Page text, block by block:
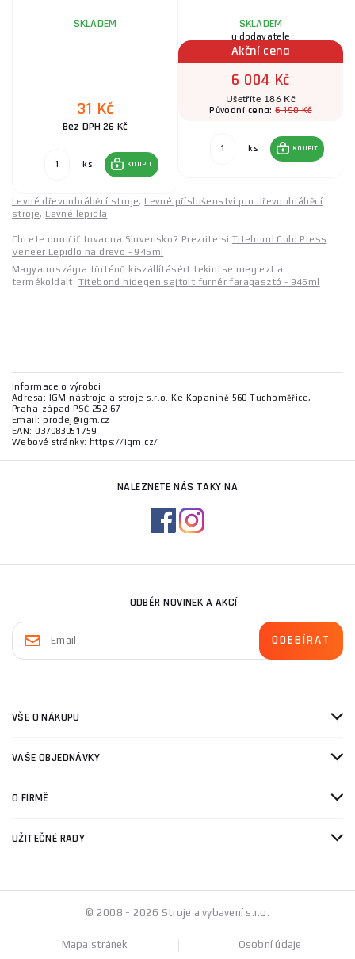
SKLADEM
31 Kč
Bez DPH 26 Kč
ks KOUPIT
SKLADEM
u dodavatele
Akční cena
6 004 Kč
Ušetříte 186 Kč
Původní cena:6 190 Kč
ks KOUPIT
Levné dřevoobráběcí stroje, Levné příslušenství pro dřevoobráběcí
stroje, Levné lepidla
Chcete doručiť tovar na Slovensko? Prezrite si Titebond Cold Press
Veneer Lepidlo na drevo - 946ml
Magyarországra történő kiszállításért tekintse meg ezt a
termékoldalt: Titebond hidegen sajtolt furnér faragasztó - 946ml
Informace o výrobci
Adresa: IGM nástroje a stroje s.r.o. Ke Kopanině 560 Tuchoměřice,
Praha-západ PSČ 252 67
Email: prodej@igm.cz
EAN: 037083051759
Webové stránky: https://igm.cz/
NALEZNETE NÁS TAKY NA
ODBĚR NOVINEK A AKCÍ
VŠE O NÁKUPU
VAŠE OBJEDNÁVKY
O FIRMĚ
UŽITEČNÉ RADY
© 2008 - 2026 Stroje a vybavení s.r.o.
Mapa stránek Osobní údaje